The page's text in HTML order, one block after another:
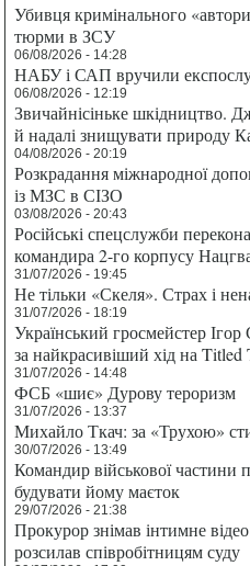
Убивця кримінального
тюрми в ЗСУ
06/08/2026 - 14:28
НАБУ і САП вручили
06/08/2026 - 12:19
Звичайнісіньке шкідництво.
й надалі знищувати природу
04/08/2026 - 20:19
Розкрадання міжнародної
із МЗС в СІЗО
03/08/2026 - 20:43
Російські спецслужби
командира 2-го корпусу
31/07/2026 - 19:45
Не тільки «Скеля». Страх і
31/07/2026 - 18:19
Український гросмейстер
за найкрасивіший хід на Titled
31/07/2026 - 14:48
ФСБ «шиє» Дурову тероризм
31/07/2026 - 13:37
Михайло Ткач: за «Трухою»
30/07/2026 - 13:49
Командир військової частини
будувати йому маєток
29/07/2026 - 21:38
Прокурор знімав інтимне
розсилав співробітницям суду